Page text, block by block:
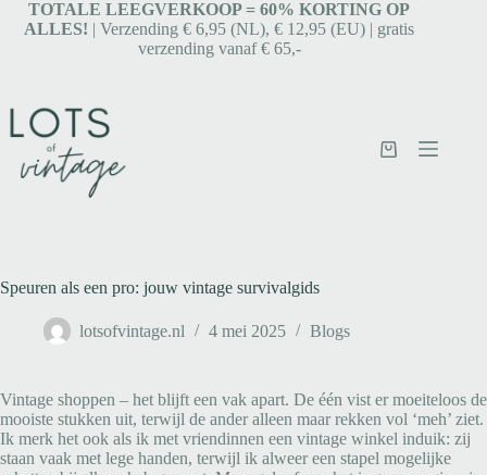
TOTALE LEEGVERKOOP = 60% KORTING OP
ALLES! | Verzending € 6,95 (NL), € 12,95 (EU) | gratis
verzending vanaf € 65,-
Speuren als een pro: jouw vintage survivalgids
lotsofvintage.nl 4 mei 2025 Blogs
Vintage shoppen – het blijft een vak apart. De één vist er moeiteloos de
mooiste stukken uit, terwijl de ander alleen maar rekken vol ‘meh’ ziet.
Ik merk het ook als ik met vriendinnen een vintage winkel induik: zij
staan vaak met lege handen, terwijl ik alweer een stapel mogelijke